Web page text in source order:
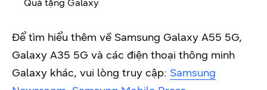
Quà tặng Galaxy
Để tìm hiểu thêm về Samsung Galaxy A55 5G,
Galaxy A35 5G và các điện thoại thông minh
Galaxy khác, vui lòng truy cập: Samsung